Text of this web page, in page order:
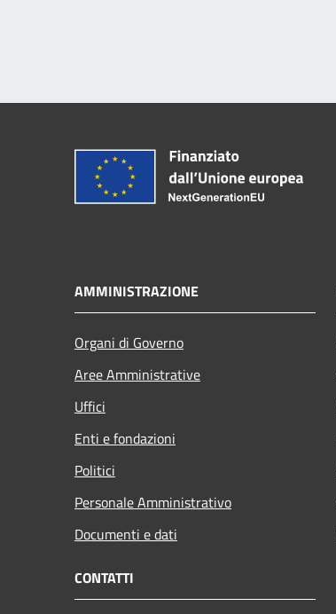
AMMINISTRAZIONE
Organi di Governo
Aree Amministrative
Uffici
Enti e fondazioni
Politici
Personale Amministrativo
Documenti e dati
CONTATTI